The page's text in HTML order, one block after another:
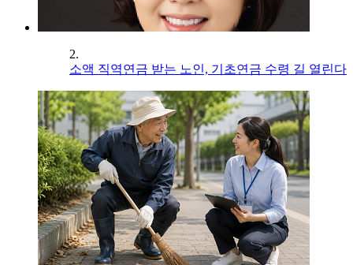
2.
소액 직역연금 받는 노인, 기초연금 수령 길 열린다